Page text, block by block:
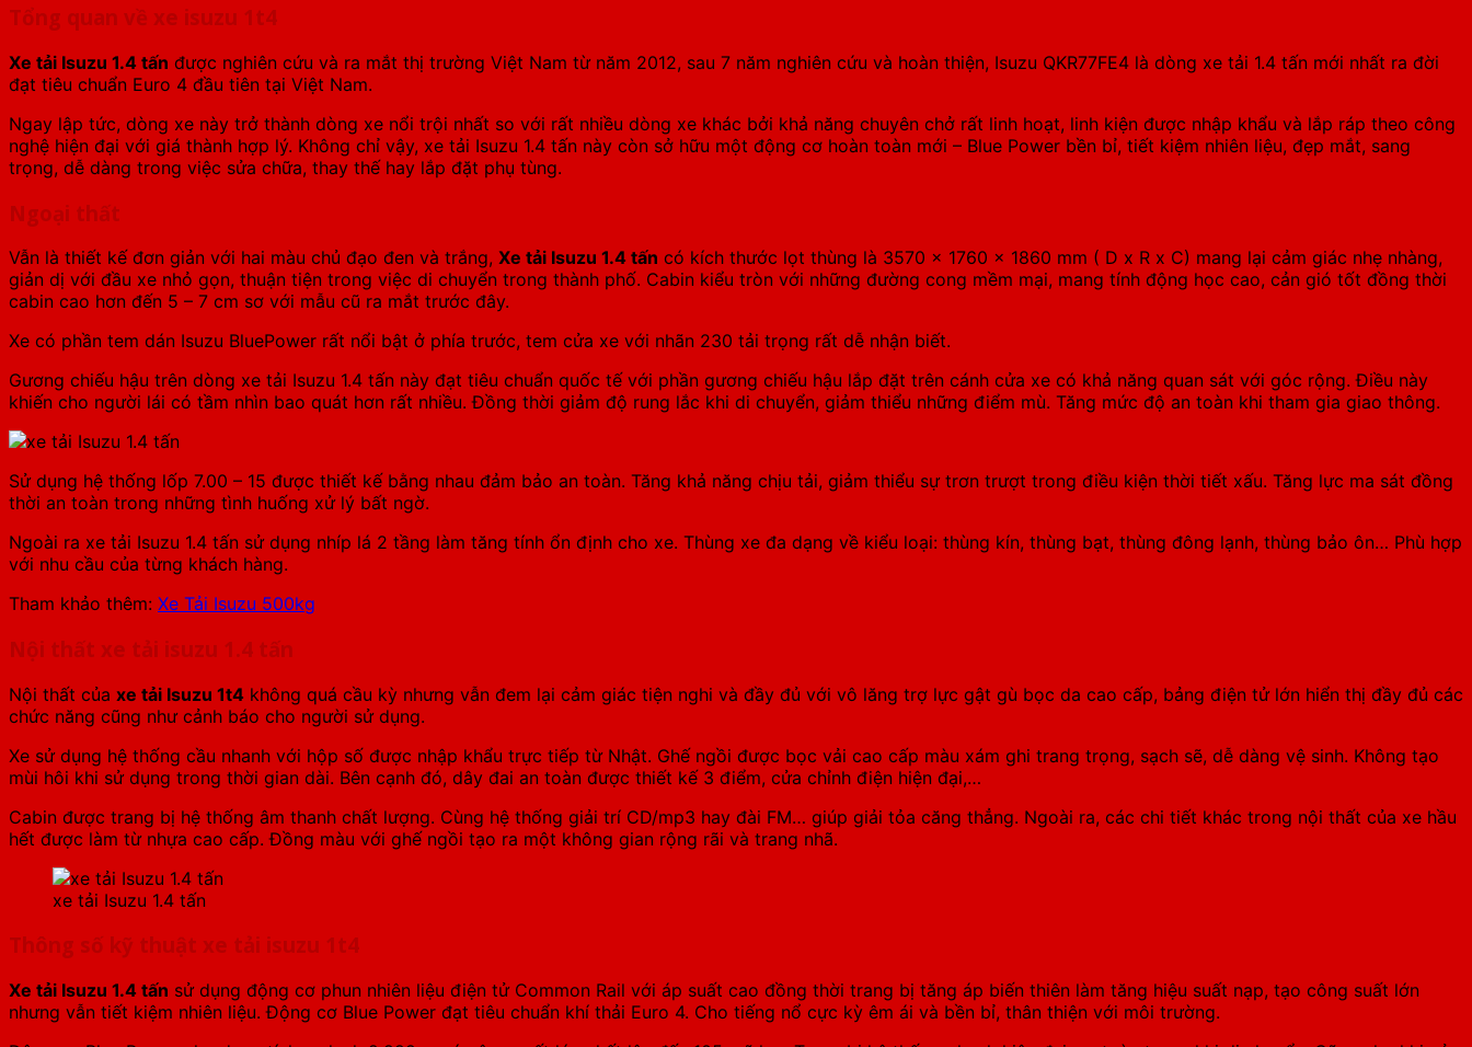
Tổng quan về xe isuzu 1t4
Xe tải Isuzu 1.4 tấn được nghiên cứu và ra mắt thị trường Việt Nam từ năm 2012, sau 7 năm nghiên cứu và hoàn thiện, Isuzu QKR77FE4 là dòng xe tải 1.4 tấn mới nhất ra đời
đạt tiêu chuẩn Euro 4 đầu tiên tại Việt Nam.
Ngay lập tức, dòng xe này trở thành dòng xe nổi trội nhất so với rất nhiều dòng xe khác bởi khả năng chuyên chở rất linh hoạt, linh kiện được nhập khẩu và lắp ráp theo công
nghệ hiện đại với giá thành hợp lý. Không chỉ vậy, xe tải Isuzu 1.4 tấn này còn sở hữu một động cơ hoàn toàn mới – Blue Power bền bỉ, tiết kiệm nhiên liệu, đẹp mắt, sang
trọng, dễ dàng trong việc sửa chữa, thay thế hay lắp đặt phụ tùng.
Ngoại thất
Vẫn là thiết kế đơn giản với hai màu chủ đạo đen và trắng, Xe tải Isuzu 1.4 tấn có kích thước lọt thùng là 3570 x 1760 x 1860 mm ( D x R x C) mang lại cảm giác nhẹ nhàng,
giản dị với đầu xe nhỏ gọn, thuận tiện trong việc di chuyển trong thành phố. Cabin kiểu tròn với những đường cong mềm mại, mang tính động học cao, cản gió tốt đồng thời
cabin cao hơn đến 5 – 7 cm sơ với mẫu cũ ra mắt trước đây.
Xe có phần tem dán Isuzu BluePower rất nổi bật ở phía trước, tem cửa xe với nhãn 230 tải trọng rất dễ nhận biết.
Gương chiếu hậu trên dòng xe tải Isuzu 1.4 tấn này đạt tiêu chuẩn quốc tế với phần gương chiếu hậu lắp đặt trên cánh cửa xe có khả năng quan sát với góc rộng. Điều này
khiến cho người lái có tầm nhìn bao quát hơn rất nhiều. Đồng thời giảm độ rung lắc khi di chuyển, giảm thiểu những điểm mù. Tăng mức độ an toàn khi tham gia giao thông.
Sử dụng hệ thống lốp 7.00 – 15 được thiết kế bằng nhau đảm bảo an toàn. Tăng khả năng chịu tải, giảm thiểu sự trơn trượt trong điều kiện thời tiết xấu. Tăng lực ma sát đồng
thời an toàn trong những tình huống xử lý bất ngờ.
Ngoài ra xe tải Isuzu 1.4 tấn sử dụng nhíp lá 2 tầng làm tăng tính ổn định cho xe. Thùng xe đa dạng về kiểu loại: thùng kín, thùng bạt, thùng đông lạnh, thùng bảo ôn… Phù hợp
với nhu cầu của từng khách hàng.
Tham khảo thêm: Xe Tải Isuzu 500kg
Nội thất xe tải isuzu 1.4 tấn
Nội thất của xe tải Isuzu 1t4 không quá cầu kỳ nhưng vẫn đem lại cảm giác tiện nghi và đầy đủ với vô lăng trợ lực gật gù bọc da cao cấp, bảng điện tử lớn hiển thị đầy đủ các
chức năng cũng như cảnh báo cho người sử dụng.
Xe sử dụng hệ thống cầu nhanh với hộp số được nhập khẩu trực tiếp từ Nhật. Ghế ngồi được bọc vải cao cấp màu xám ghi trang trọng, sạch sẽ, dễ dàng vệ sinh. Không tạo
mùi hôi khi sử dụng trong thời gian dài. Bên cạnh đó, dây đai an toàn được thiết kế 3 điểm, cửa chỉnh điện hiện đại,…
Cabin được trang bị hệ thống âm thanh chất lượng. Cùng hệ thống giải trí CD/mp3 hay đài FM… giúp giải tỏa căng thẳng. Ngoài ra, các chi tiết khác trong nội thất của xe hầu
hết được làm từ nhựa cao cấp. Đồng màu với ghế ngồi tạo ra một không gian rộng rãi và trang nhã.
xe tải Isuzu 1.4 tấn
Thông số kỹ thuật xe tải isuzu 1t4
Xe tải Isuzu 1.4 tấn sử dụng động cơ phun nhiên liệu điện tử Common Rail với áp suất cao đồng thời trang bị tăng áp biến thiên làm tăng hiệu suất nạp, tạo công suất lớn
nhưng vẫn tiết kiệm nhiên liệu. Động cơ Blue Power đạt tiêu chuẩn khí thải Euro 4. Cho tiếng nổ cực kỳ êm ái và bền bỉ, thân thiện với môi trường.